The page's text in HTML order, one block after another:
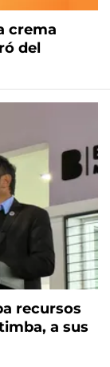
crema
del
recursos
a sus